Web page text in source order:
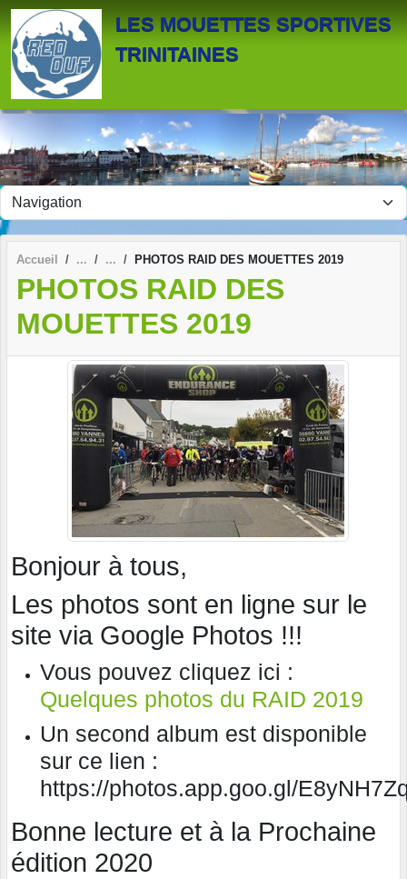
LES MOUETTES SPORTIVES
TRINITAINES
Accueil PHOTOS RAID DES MOUETTES 2019
PHOTOS RAID DES
MOUETTES 2019
Bonjour à tous,
Les photos sont en ligne sur le
site via Google Photos !!!
Vous pouvez cliquez ici :
Quelques photos du RAID 2019
Un second album est disponible
sur ce lien :
https://photos.app.goo.gl/
Bonne lecture et à la Prochaine
édition 2020
Panneau de gestion des cookies